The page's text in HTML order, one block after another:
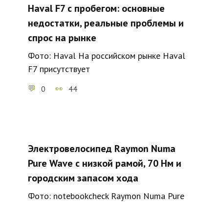
Haval F7 с пробегом: основные
недостатки, реальные проблемы и
спрос на рынке
Фото: Haval На российском рынке Haval
F7 присутствует
0 44
Электровелосипед Raymon Numa
Pure Wave с низкой рамой, 70 Нм и
городским запасом хода
Фото: notebookcheck Raymon Numa Pure